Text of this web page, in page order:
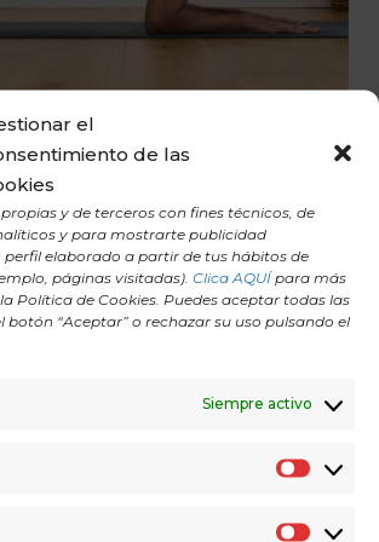
el
de las
y de terceros con fines técnicos, de
y para mostrarte publicidad
perfil elaborado a partir de tus hábitos de
páginas visitadas). Clica AQUÍpara más
Política de Cookies. Puedes aceptar todas las
botón “Aceptar” o rechazar su uso pulsando el
Siempre activo
ESPALDA SALUDABLE
y moviliza tu espalda de forma
dolor y con seguridad.